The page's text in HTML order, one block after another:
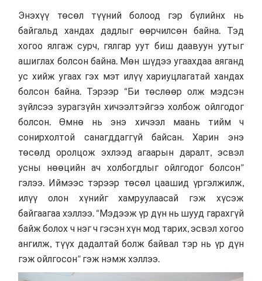
Энэхүү төсөл түүний болоод гэр бүлийнх нь
байгальд хандах дадлыг өөрчилсөн байна. Тэд
хогоо ялгаж сурч, гялгар уут биш даавуун уутыг
ашиглах болсон байна. Мөн шүдээ угаахдаа аяганд
ус хийж угаах гэх мэт илүү хариуцлагатай хандах
болсон байна. Тэрээр “Би төслөөр олж мэдсэн
зүйлсээ зурагзүйн хичээлтэйгээ холбож ойлгодог
болсон. Өмнө нь энэ хичээл маань тийм ч
сонирхолтой санагддаггүй байсан. Харин энэ
төсөлд оролцож эхлээд агаарын даралт, эсвэл
усны нөөцийн ач холбогдлыг ойлгодог болсон”
гэлээ. Иймээс тэрээр төсөл цаашид үргэлжилж,
илүү олон хүнийг хамруулаасай гэж хүсэж
байгаагаа хэллээ. “Мэдээж үр дүн нь шууд гарахгүй
байж болох ч нэг ч гэсэн хүн мод тарих, эсвэл хогоо
ангилж, түүх дадалтай болж байвал тэр нь үр дүн
гэж ойлгосон” гэж нэмж хэллээ.